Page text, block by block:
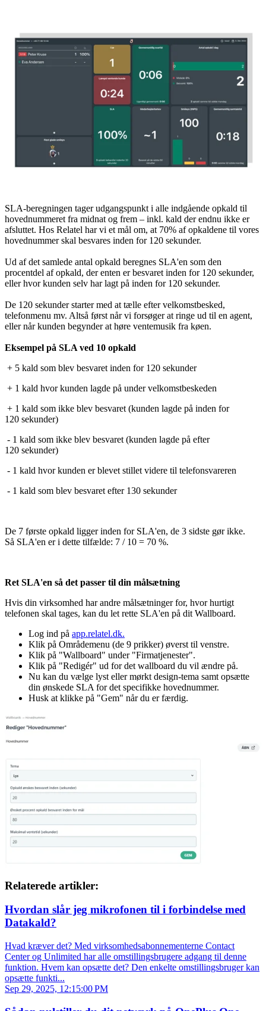
SLA-beregningen tager udgangspunkt i alle indgående opkald til
hovednummeret fra midnat og frem – inkl. kald der endnu ikke er
afsluttet. Hos Relatel har vi et mål om, at 70% af opkaldene til vores
hovednummer skal besvares inden for 120 sekunder.
Ud af det samlede antal opkald beregnes SLA'en som den
procentdel af opkald, der enten er besvaret inden for 120 sekunder,
eller hvor kunden selv har lagt på inden for 120 sekunder.
De 120 sekunder starter med at tælle efter velkomstbesked,
telefonmenu mv. Altså først når vi forsøger at ringe ud til en agent,
eller når kunden begynder at høre ventemusik fra køen.
Eksempel på SLA ved 10 opkald
+ 5 kald som blev besvaret inden for 120 sekunder
+ 1 kald hvor kunden lagde på under velkomstbeskeden
+ 1 kald som ikke blev besvaret (kunden lagde på inden for
120 sekunder)
- 1 kald som ikke blev besvaret (kunden lagde på efter
120 sekunder)
- 1 kald hvor kunden er blevet stillet videre til telefonsvareren
- 1 kald som blev besvaret efter 130 sekunder
De 7 første opkald ligger inden for SLA'en, de 3 sidste gør ikke.
Så SLA'en er i dette tilfælde: 7 / 10 = 70 %.
Ret SLA'en så det passer til din målsætning
Hvis din virksomhed har andre målsætninger for, hvor hurtigt
telefonen skal tages, kan du let rette SLA'en på dit Wallboard.
Log ind på app.relatel.dk.
Klik på Områdemenu (de 9 prikker) øverst til venstre.
Klik på "Wallboard" under "Firmatjenester".
Klik på "Redigér" ud for det wallboard du vil ændre på.
Nu kan du vælge lyst eller mørkt design-tema samt opsætte
din ønskede SLA for det specifikke hovednummer.
Husk at klikke på "Gem" når du er færdig.
Relaterede artikler:
Hvordan slår jeg mikrofonen til i forbindelse med
Datakald?
Hvad kræver det? Med virksomhedsabonnementerne Contact
Center og Unlimited har alle omstillingsbrugere adgang til denne
funktion. Hvem kan opsætte det? Den enkelte omstillingsbruger kan
opsætte funkti...
Sep 29, 2025, 12:15:00 PM